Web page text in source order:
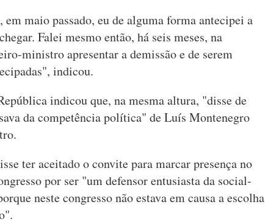
em maio passado, eu de alguma forma antecipei a
Falei mesmo então, há seis meses, na
ministro apresentar a demissão e de serem
indicou.
indicou que, na mesma altura, "disse de
da competência política" de Luís Montenegro
ter aceitado o convite para marcar presença no
por ser "um defensor entusiasta da social-
neste congresso não estava em causa a escolha